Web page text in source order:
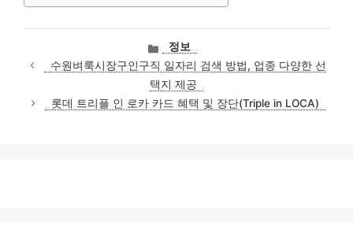
카
테
고
리
정보
수원벼룩시장구인구직 일자리 검색 방법, 업종 다양한 선
택지 제공
롯데 트리플 인 로카 카드 혜택 및 장단(Triple in LOCA)